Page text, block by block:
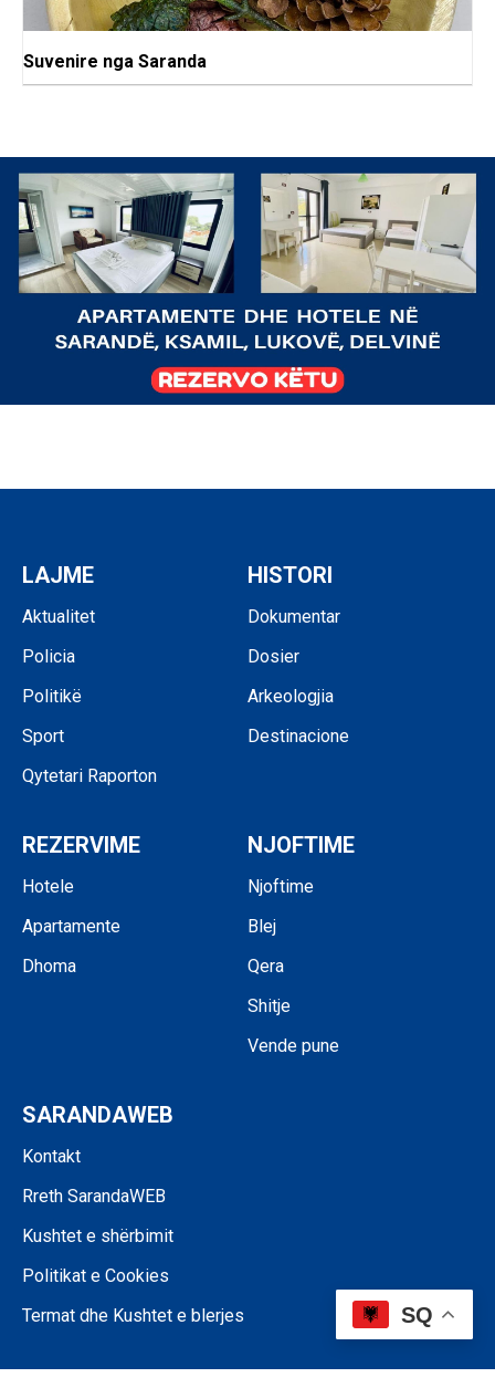
Suvenire nga Saranda
LAJME
Aktualitet
Policia
Politikë
Sport
Qytetari Raporton
HISTORI
Dokumentar
Dosier
Arkeologjia
Destinacione
REZERVIME
Hotele
Apartamente
Dhoma
NJOFTIME
Njoftime
Blej
Qera
Shitje
Vende pune
SARANDAWEB
Kontakt
Rreth SarandaWEB
Kushtet e shërbimit
Politikat e Cookies
Termat dhe Kushtet e blerjes
SQ